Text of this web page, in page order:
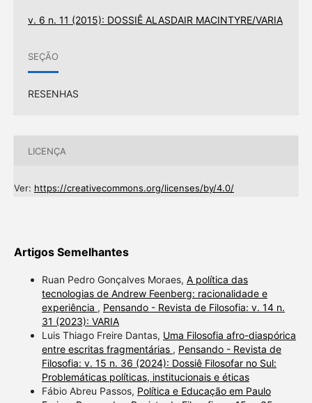
v. 6 n. 11 (2015): DOSSIÊ ALASDAIR MACINTYRE/VARIA
SEÇÃO
RESENHAS
LICENÇA
Ver: https://creativecommons.org/licenses/by/4.0/
Artigos Semelhantes
Ruan Pedro Gonçalves Moraes, A política das
tecnologias de Andrew Feenberg: racionalidade e
experiência , Pensando - Revista de Filosofia: v. 14 n.
31 (2023): VARIA
Luis Thiago Freire Dantas, Uma Filosofia afro-diaspórica
entre escritas fragmentárias , Pensando - Revista de
Filosofia: v. 15 n. 36 (2024): Dossiê Filosofar no Sul:
Problemáticas políticas, institucionais e éticas
Fábio Abreu Passos, Política e Educação em Paulo